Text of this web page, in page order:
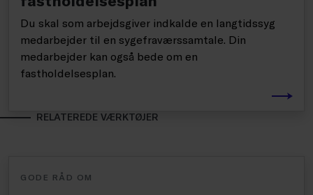
Du skal som arbejdsgiver indkalde en langtidssyg
medarbejder til en sygefraværssamtale. Din
medarbejder kan også bede om en
fastholdelsesplan.
RELATEREDE VÆRKTØJER
GODE RÅD OM